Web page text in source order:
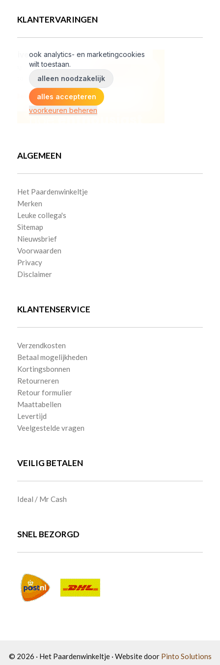
KLANTERVARINGEN
ALGEMEEN
Het Paardenwinkeltje
Merken
Leuke collega's
Sitemap
Nieuwsbrief
Voorwaarden
Privacy
Disclaimer
KLANTENSERVICE
Verzendkosten
Betaal mogelijkheden
Kortingsbonnen
Retourneren
Retour formulier
Maattabellen
Levertijd
Veelgestelde vragen
VEILIG BETALEN
Ideal / Mr Cash
SNEL BEZORGD
© 2026 · Het Paardenwinkeltje · Website door Pinto Solutions